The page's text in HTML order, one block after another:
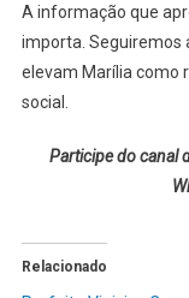
A informação que
importa. Seguiremos
elevam Marília como
social.
Participe do canal
Relacionado